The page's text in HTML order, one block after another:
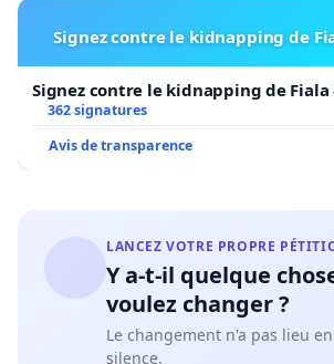
Signez contre le kidnapping de
Signez contre le kidnapping de Fiala
362 signatures
Avis de transparence
LANCEZ VOTRE PROPRE
Y a-t-il quelque
voulez changer ?
Le changement n'a pas lieu
silence.